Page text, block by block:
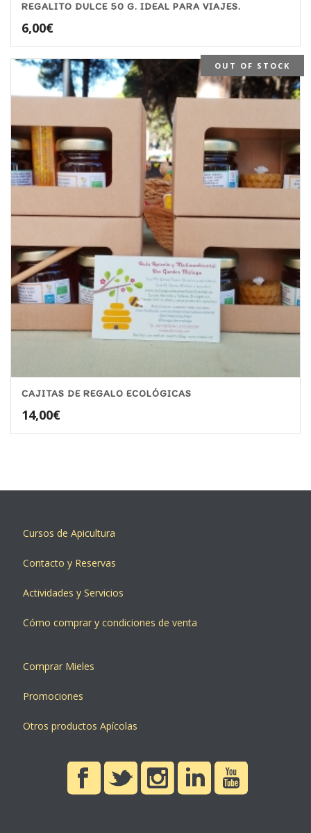
REGALITO DULCE 50 G. IDEAL PARA VIAJES.
6,00€
OUT OF STOCK
CAJITAS DE REGALO ECOLÓGICAS
14,00€
Cursos de Apicultura
Contacto y Reservas
Actividades y Servicios
Cómo comprar y condiciones de venta
Comprar Mieles
Promociones
Otros productos Apícolas